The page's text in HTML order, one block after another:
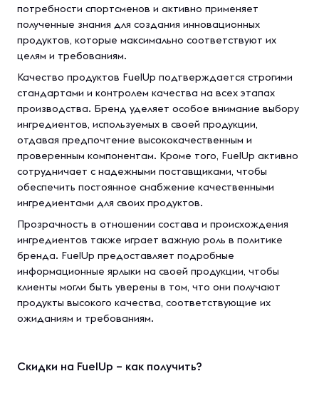
потребности спортсменов и активно применяет
полученные знания для создания инновационных
продуктов, которые максимально соответствуют их
целям и требованиям.
Качество продуктов FuelUp подтверждается строгими
стандартами и контролем качества на всех этапах
производства. Бренд уделяет особое внимание выбору
ингредиентов, используемых в своей продукции,
отдавая предпочтение высококачественным и
проверенным компонентам. Кроме того, FuelUp активно
сотрудничает с надежными поставщиками, чтобы
обеспечить постоянное снабжение качественными
ингредиентами для своих продуктов.
Прозрачность в отношении состава и происхождения
ингредиентов также играет важную роль в политике
бренда. FuelUp предоставляет подробные
информационные ярлыки на своей продукции, чтобы
клиенты могли быть уверены в том, что они получают
продукты высокого качества, соответствующие их
ожиданиям и требованиям.
Скидки на FuelUp – как получить?